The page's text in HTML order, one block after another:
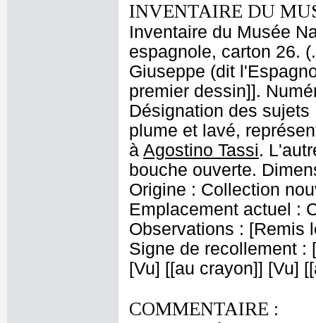
INVENTAIRE DU
Inventaire du Musée
espagnole, carton 26.
Giuseppe (dit
premier dessin]].
Désignation des
plume et lavé,
à Agostino Tassi.
bouche ouverte.
Origine : Collection
Emplacement actuel :
Observations : [Remis
Signe de recollement :
[Vu] [[au crayon]] [Vu]
COMMENTAIRE :